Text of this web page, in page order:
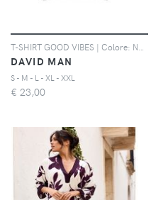
DAVID MAN
S - M - L - XL - XXL
€ 23,00